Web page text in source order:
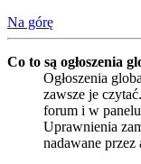
Na górę
Co to są ogłoszenia
Ogłoszenia
zawsze je
forum i w
Uprawnienia
nadawane